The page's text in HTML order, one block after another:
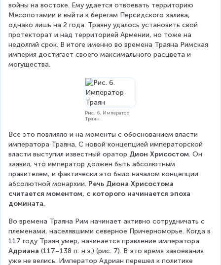
войны на востоке. Ему удается отвоевать территорию
Месопотамии и выйти к берегам Персидского залива,
однако лишь на 2 года. Траяну удалось установить свой
протекторат и над территорией Армении, но тоже на
недолгий срок. В итоге именно во времена Траяна Римская
империя достигает своего максимального расцвета и
могущества.
Рис. 6. Император
Траян
Все это повлияло и на моменты с обоснованием власти
императора Траяна. С новой концепцией императорской
власти выступил известный оратор Дион Хрисостом. Он
заявил, что император должен быть абсолютным
правителем, и фактически это было началом концепции
абсолютной монархии. Речь Диона Хрисостома
считается моментом, с которого начинается эпоха
домината.
Во времена Траяна Рим начинает активно сотрудничать с
племенами, населявшими северное Причерноморье. Когда в
117 году Траян умер, начинается правление императора
Адриана (117–138 гг. н.э.) (рис. 7). В это время завоевания
уже не велись. Император Адриан перешел к политике